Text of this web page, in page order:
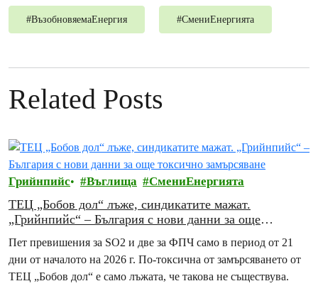
#ВъзобновяемаЕнергия #СмениЕнергията
Related Posts
Грийнпийс Въглища СмениЕнергията
ТЕЦ „Бобов дол“ лъже, синдикатите мажат.
„Грийнпийс“ – България с нови данни за още
Пет превишения за SO2 и две за ФПЧ само в период от 21
дни от началото на 2026 г. По-токсична от замърсяването от
ТЕЦ „Бобов дол“ е само лъжата, че такова не съществува.